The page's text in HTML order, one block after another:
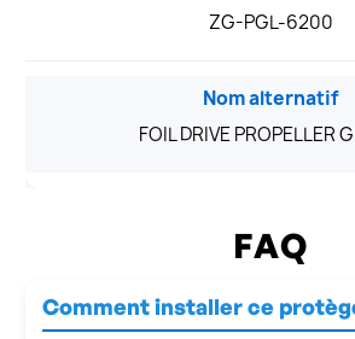
ZG-PGL-6200
Nom alternatif
FOIL DRIVE PROPELLER
FAQ
Comment installer ce